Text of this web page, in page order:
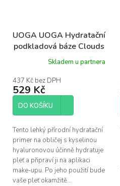
UOGA UOGA Hydratační
podkladová báze Clouds
over Sea 30 ml
Skladem u partnera
437 Kč bez DPH
529 Kč
DO KOŠÍKU
Tento lehký přírodní hydratační
primer na obličej s kyselinou
hyaluronovou účinně hydratuje
pleť a připraví ji na aplikaci
make-upu. Po jeho použití bude
vaše pleť okamžitě...